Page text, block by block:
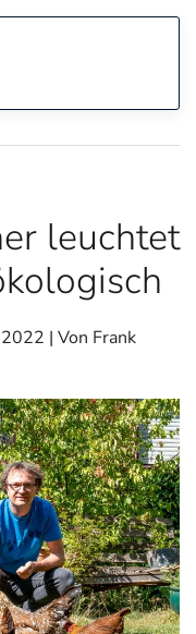
leuchtet
| Von Frank